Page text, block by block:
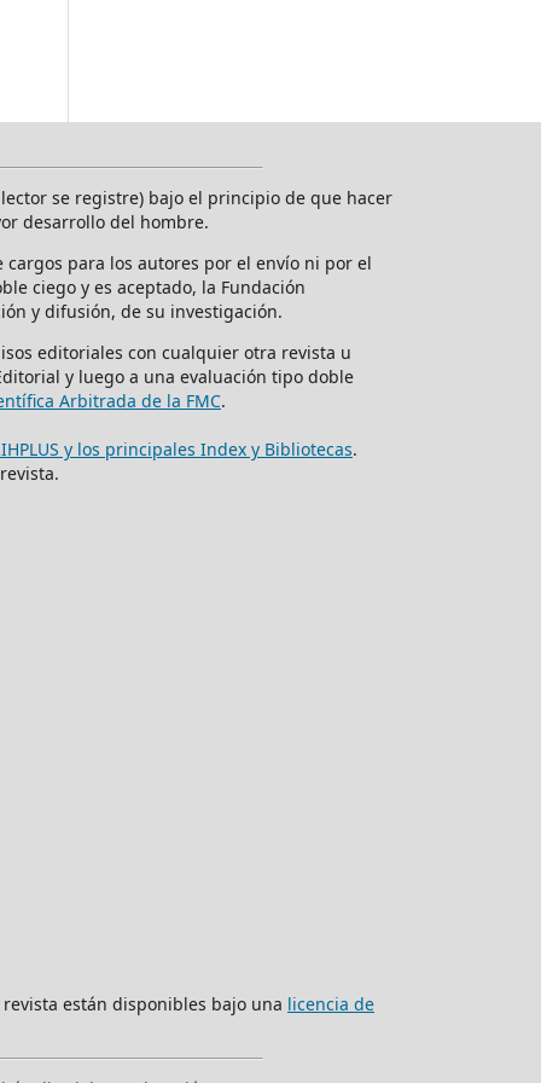
se registre) bajo el principio de que hacer
desarrollo del hombre.
para los autores por el envío ni por el
ciego y es aceptado, la Fundación
y difusión, de su investigación.
editoriales con cualquier otra revista u
y luego a una evaluación tipo doble
Arbitrada de la FMC.
y los principales Index y Bibliotecas.
están disponibles bajo una licencia de